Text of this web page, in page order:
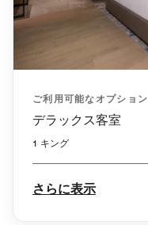
ご利用可能なオプション
デラックス客室
1 キング
さらに表示